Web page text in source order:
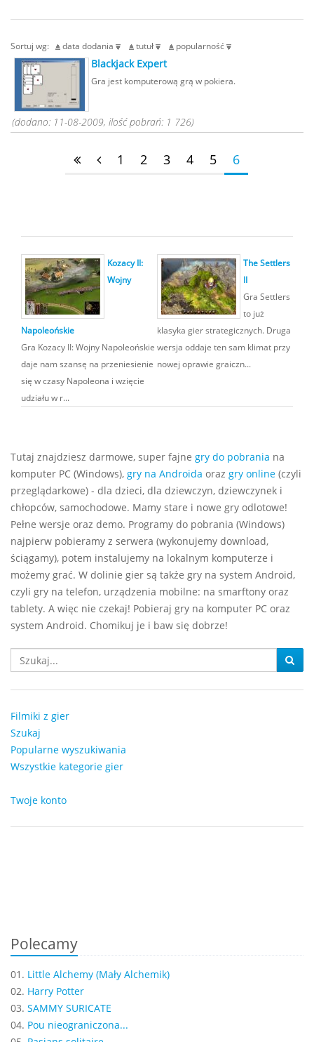
Sortuj wg: data dodania tutuł popularność
Blackjack Expert
Gra jest komputerową grą w pokiera.
(dodano: 11-08-2009, ilość pobrań: 1 726)
1 2 3 4 5 6
Kozacy II:
Wojny
Napoleońskie
Gra Kozacy II: Wojny Napoleońskie
daje nam szansę na przeniesienie
się w czasy Napoleona i wzięcie
udziału w r...
The Settlers
II
Gra Settlers
to już
klasyka gier strategicznych. Druga
wersja oddaje ten sam klimat przy
nowej oprawie graiczn...
Tutaj znajdziesz darmowe, super fajne gry do pobrania na
komputer PC (Windows), gry na Androida oraz gry online (czyli
przeglądarkowe) - dla dzieci, dla dziewczyn, dziewczynek i
chłopców, samochodowe. Mamy stare i nowe gry odlotowe!
Pełne wersje oraz demo. Programy do pobrania (Windows)
najpierw pobieramy z serwera (wykonujemy download,
ściągamy), potem instalujemy na lokalnym komputerze i
możemy grać. W dolinie gier są także gry na system Android,
czyli gry na telefon, urządzenia mobilne: na smarftony oraz
tablety. A więc nie czekaj! Pobieraj gry na komputer PC oraz
system Android. Chomikuj je i baw się dobrze!
Filmiki z gier
Szukaj
Popularne wyszukiwania
Wszystkie kategorie gier
Twoje konto
Polecamy
01. Little Alchemy (Mały Alchemik)
02. Harry Potter
03. SAMMY SURICATE
04. Pou nieograniczona...